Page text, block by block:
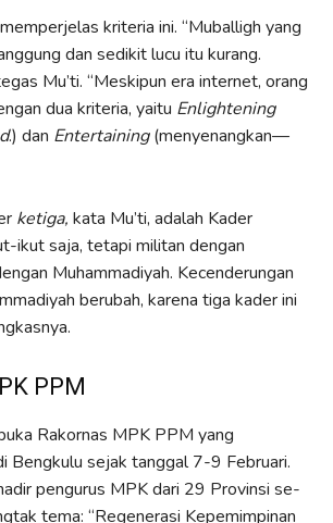
kriteria ini. “Muballigh yang
dan sedikit lucu itu kurang.
Mu’ti. “Meskipun era internet, orang
dua kriteria, yaitu Enlightening
.) dan Entertaining(menyenangkan—
ketiga, kata Mu’ti, adalah Kader
ikut saja, tetapi militan dengan
Muhammadiyah. Kecenderungan
berubah, karena tiga kader ini
PPM
Rakornas MPK PPM yang
Bengkulu sejak tanggal 7-9 Februari.
pengurus MPK dari 29 Provinsi se-
tema: “Regenerasi Kepemimpinan